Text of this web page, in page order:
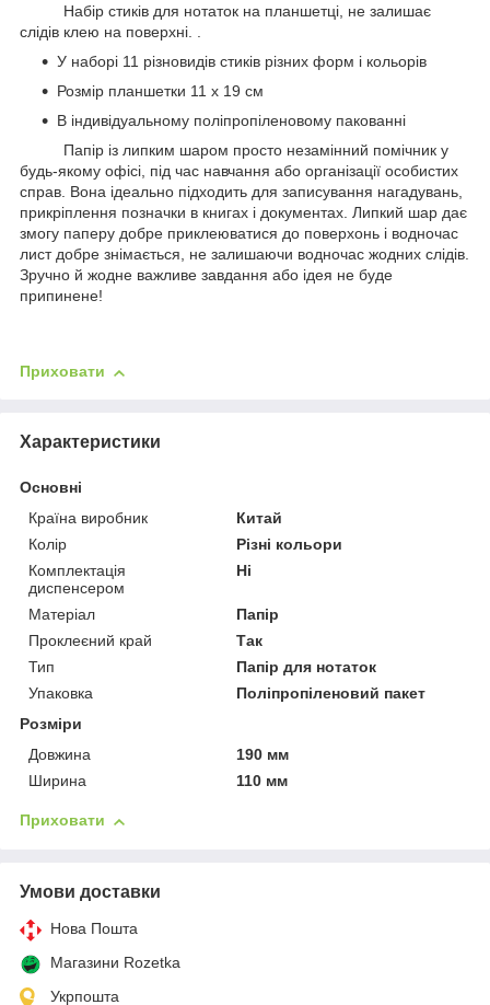
Набір стиків для нотаток на планшетці, не залишає
слідів клею на поверхні. .
У наборі 11 різновидів стиків різних форм і кольорів
Розмір планшетки 11 х 19 см
В індивідуальному поліпропіленовому пакованні
Папір із липким шаром просто незамінний помічник у
будь-якому офісі, під час навчання або організації особистих
справ. Вона ідеально підходить для записування нагадувань,
прикріплення позначки в книгах і документах. Липкий шар дає
змогу паперу добре приклеюватися до поверхонь і водночас
лист добре знімається, не залишаючи водночас жодних слідів.
Зручно й жодне важливе завдання або ідея не буде
припинене!
Приховати
Характеристики
Основні
Країна виробник
Китай
Колір
Різні кольори
Комплектація
диспенсером
Ні
Матеріал
Папір
Проклеєний край
Так
Тип
Папір для нотаток
Упаковка
Поліпропіленовий пакет
Розміри
Довжина
190 мм
Ширина
110 мм
Приховати
Умови доставки
Нова Пошта
Магазини Rozetka
Укрпошта